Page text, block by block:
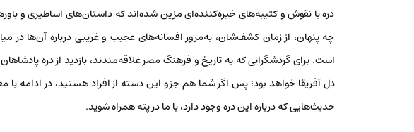
دره با نقوش و کتیبه‌های خیره‌کننده‌ای مزین شده‌اند که داستان‌های اساطیری و
چه پنهان، از زمان کشف‌شان، به‌مرور افسانه‌های عجیب و غریبی درباره آن‌ها
است. برای گردشگرانی که به تاریخ و فرهنگ مصر علاقه‌مندند، بازدید از دره
دل آفریقا خواهد بود؛ پس اگر شما هم جزو این دسته از افراد هستید، در ادامه
حدیث‌هایی که درباره این دره وجود دارد، با ما در پته همراه شوید.